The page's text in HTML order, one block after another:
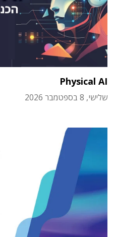
Physical AI
שלישי, 8 בספטמבר 2026